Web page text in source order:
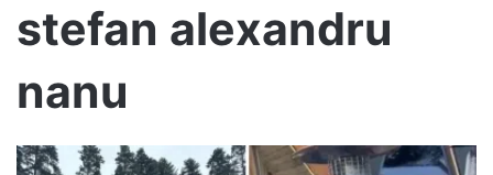
stefan alexandru
nanu